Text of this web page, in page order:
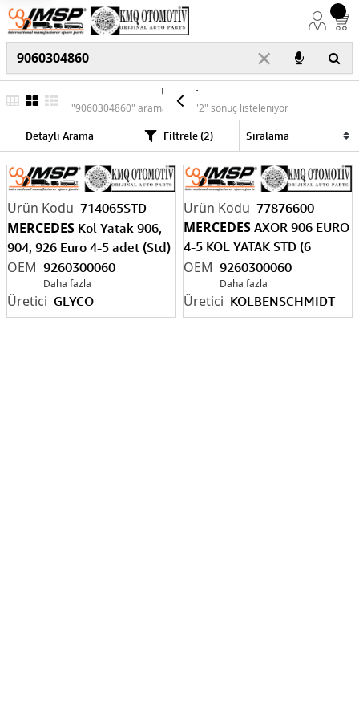
×
Ürünler
"9060304860" araması için "2" sonuç listeleniyor
Detaylı Arama Filtrele (2)
714065STD
9260300060
Daha fazla
MERCEDES Kol Yatak 906,
904, 926 Euro 4-5 adet (Std)
GLYCO
77876600
9260300060
Daha fazla
MERCEDES AXOR 906 EURO
4-5 KOL YATAK STD (6
SİLİNDİR)
KOLBENSCHMIDT